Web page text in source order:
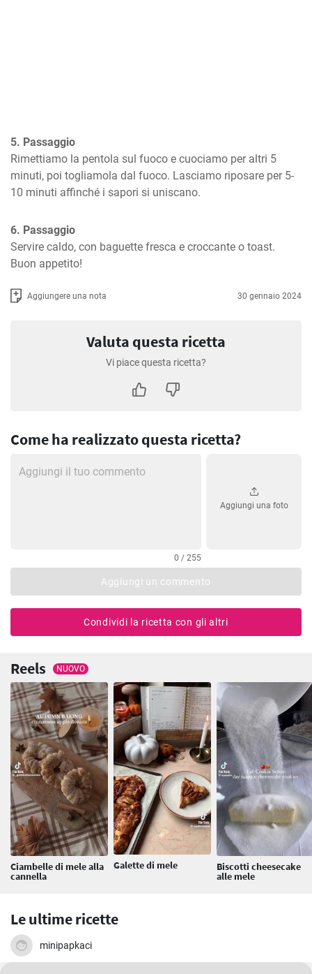
5. Passaggio
Rimettiamo la pentola sul fuoco e cuociamo per altri 5
minuti, poi togliamola dal fuoco. Lasciamo riposare per 5-
10 minuti affinché i sapori si uniscano.
6. Passaggio
Servire caldo, con baguette fresca e croccante o toast.
Buon appetito!
Aggiungere una nota 30 gennaio 2024
Valuta questa ricetta
Vi piace questa ricetta?
Come ha realizzato questa ricetta?
0 / 255
Aggiungi una foto
Aggiungi un commento
Condividi la ricetta con gli altri
Reels NUOVO
Ciambelle di mele alla
cannella
Galette di mele Biscotti cheesecake
alle mele
Le ultime ricette
minipapkaci